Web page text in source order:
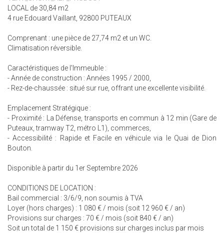
LOCAL de 30,84 m2
4 rue Edouard Vaillant, 92800 PUTEAUX
Comprenant : une pièce de 27,74 m2 et un WC.
Climatisation réversible.
Caractéristiques de l'Immeuble :
- Année de construction : Années 1995 / 2000,
- Rez-de-chaussée : situé sur rue, offrant une excellente visibilité.
Emplacement Stratégique :
- Proximité : La Défense, transports en commun à 12 min (Gare de
Puteaux, tramway T2, métro L1), commerces,
- Accessibilité : Rapide et Facile en véhicule via le Quai de Dion
Bouton.
Disponible à partir du 1er Septembre 2026
CONDITIONS DE LOCATION :
Bail commercial : 3/6/9, non soumis à TVA
Loyer (hors charges) : 1 080 € / mois (soit 12 960 € / an)
Provisions sur charges : 70 € / mois (soit 840 € / an)
Soit un total de 1 150 € provisions sur charges inclus par mois